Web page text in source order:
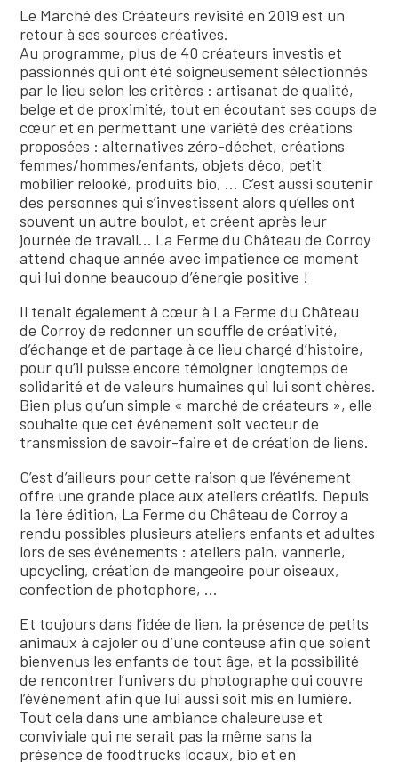
Le Marché des Créateurs revisité en 2019 est un
retour à ses sources créatives.
Au programme, plus de 40 créateurs investis et
passionnés qui ont été soigneusement sélectionnés
par le lieu selon les critères : artisanat de qualité,
belge et de proximité, tout en écoutant ses coups de
cœur et en permettant une variété des créations
proposées : alternatives zéro-déchet, créations
femmes/hommes/enfants, objets déco, petit
mobilier relooké, produits bio, … C’est aussi soutenir
des personnes qui s’investissent alors qu’elles ont
souvent un autre boulot, et créent après leur
journée de travail… La Ferme du Château de Corroy
attend chaque année avec impatience ce moment
qui lui donne beaucoup d’énergie positive !
Il tenait également à cœur à La Ferme du Château
de Corroy de redonner un souffle de créativité,
d’échange et de partage à ce lieu chargé d’histoire,
pour qu’il puisse encore témoigner longtemps de
solidarité et de valeurs humaines qui lui sont chères.
Bien plus qu’un simple « marché de créateurs », elle
souhaite que cet événement soit vecteur de
transmission de savoir-faire et de création de liens.
C’est d’ailleurs pour cette raison que l’événement
offre une grande place aux ateliers créatifs. Depuis
la 1ère édition, La Ferme du Château de Corroy a
rendu possibles plusieurs ateliers enfants et adultes
lors de ses événements : ateliers pain, vannerie,
upcycling, création de mangeoire pour oiseaux,
confection de photophore, …
Et toujours dans l’idée de lien, la présence de petits
animaux à cajoler ou d’une conteuse afin que soient
bienvenus les enfants de tout âge, et la possibilité
de rencontrer l’univers du photographe qui couvre
l’événement afin que lui aussi soit mis en lumière.
Tout cela dans une ambiance chaleureuse et
conviviale qui ne serait pas la même sans la
présence de foodtrucks locaux, bio et en